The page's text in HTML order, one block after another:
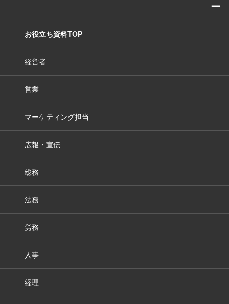
ー
お役立ち資料TOP
経営者
営業
マーケティング担当
広報・宣伝
総務
法務
労務
人事
経理